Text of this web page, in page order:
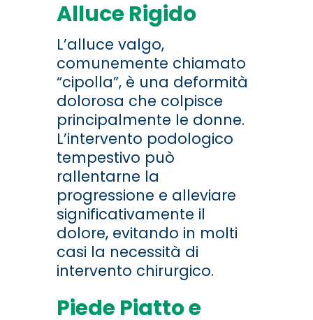
Alluce Rigido
L’alluce valgo,
comunemente chiamato
“cipolla”, è una deformità
dolorosa che colpisce
principalmente le donne.
L’intervento podologico
tempestivo può
rallentarne la
progressione e alleviare
significativamente il
dolore, evitando in molti
casi la necessità di
intervento chirurgico.
Piede Piatto e